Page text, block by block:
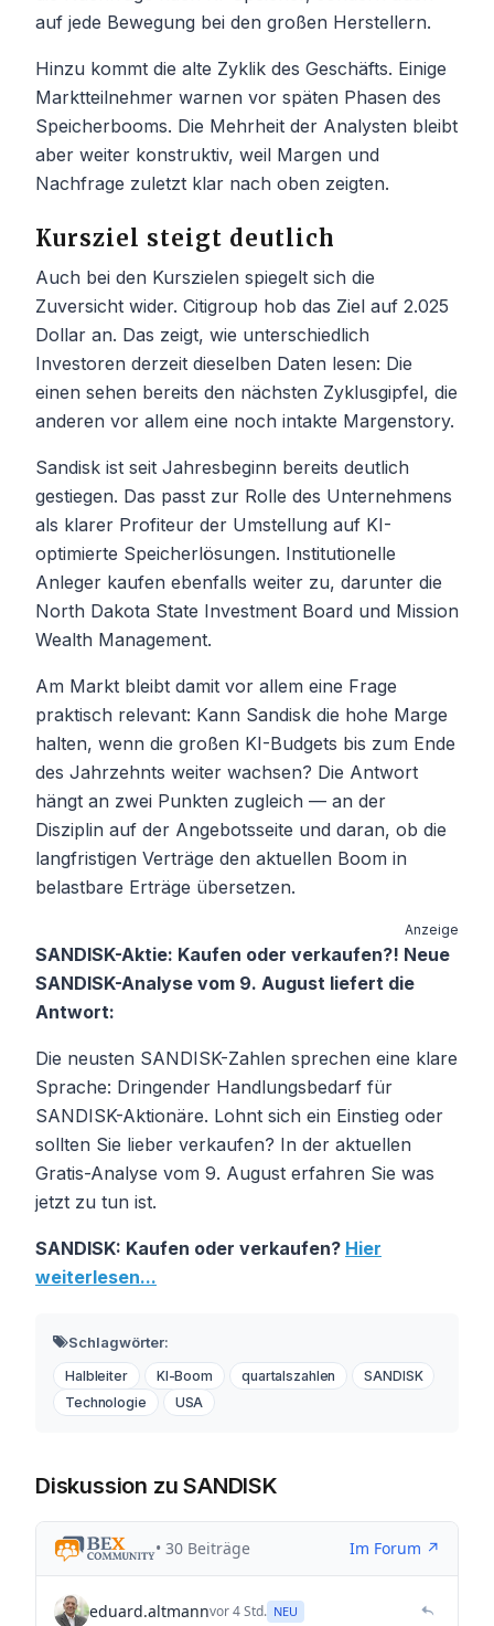
auf jede Bewegung bei den großen Herstellern.
Hinzu kommt die alte Zyklik des Geschäfts. Einige
Marktteilnehmer warnen vor späten Phasen des
Speicherbooms. Die Mehrheit der Analysten bleibt
aber weiter konstruktiv, weil Margen und
Nachfrage zuletzt klar nach oben zeigten.
Kursziel steigt deutlich
Auch bei den Kurszielen spiegelt sich die
Zuversicht wider. Citigroup hob das Ziel auf 2.025
Dollar an. Das zeigt, wie unterschiedlich
Investoren derzeit dieselben Daten lesen: Die
einen sehen bereits den nächsten Zyklusgipfel, die
anderen vor allem eine noch intakte Margenstory.
Sandisk ist seit Jahresbeginn bereits deutlich
gestiegen. Das passt zur Rolle des Unternehmens
als klarer Profiteur der Umstellung auf KI-
optimierte Speicherlösungen. Institutionelle
Anleger kaufen ebenfalls weiter zu, darunter die
North Dakota State Investment Board und Mission
Wealth Management.
Am Markt bleibt damit vor allem eine Frage
praktisch relevant: Kann Sandisk die hohe Marge
halten, wenn die großen KI-Budgets bis zum Ende
des Jahrzehnts weiter wachsen? Die Antwort
hängt an zwei Punkten zugleich — an der
Disziplin auf der Angebotsseite und daran, ob die
langfristigen Verträge den aktuellen Boom in
belastbare Erträge übersetzen.
Anzeige
SANDISK-Aktie: Kaufen oder verkaufen?! Neue
SANDISK-Analyse vom 9. August liefert die
Antwort:
Die neusten SANDISK-Zahlen sprechen eine klare
Sprache: Dringender Handlungsbedarf für
SANDISK-Aktionäre. Lohnt sich ein Einstieg oder
sollten Sie lieber verkaufen? In der aktuellen
Gratis-Analyse vom 9. August erfahren Sie was
jetzt zu tun ist.
SANDISK: Kaufen oder verkaufen? Hier
weiterlesen...
Schlagwörter:
Halbleiter KI-Boom quartalszahlen
SANDISK
Technologie
USA
Diskussion zu SANDISK